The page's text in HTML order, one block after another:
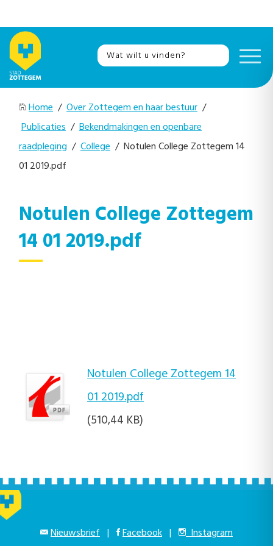
Home / Over Zottegem en haar bestuur /
Publicaties / Bekendmakingen en openbare
raadpleging / College / Notulen College Zottegem 14
01 2019.pdf
Notulen College Zottegem
14 01 2019.pdf
Notulen College Zottegem 14
01 2019.pdf
(510,44 KB)
Nieuwsbrief | Facebook | Instagram